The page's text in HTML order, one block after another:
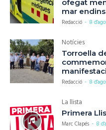
ofegat
mar endins
Redacció - 8
Notícies
Torroella
Redacció - 8
La llista
Primera
Marc Clapés - 8